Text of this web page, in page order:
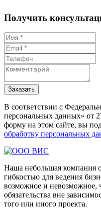
Получить
Заказать
В соответствии с
персональных данных» от
форму на этом сайте, вы
обработку персональных
Наша небольшая компания
гибкостью для ведения
возможное и невозможное,
обязательства вне
того или иного проекта.